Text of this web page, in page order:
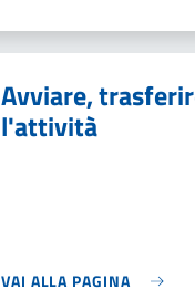
Avviare,
l'attività
VAI ALLA PAGINA